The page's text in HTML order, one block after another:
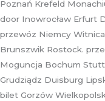
Poznań Krefeld
door Inowrocław Erfurt
przewóz Niemcy
Brunszwik Rostock.
Moguncja Bochum
Grudziądz Duisburg
bilet Gorzów